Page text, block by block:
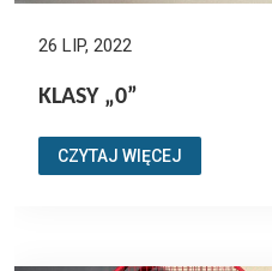
26 LIP, 2022
KLASY „0”
CZYTAJ WIĘCEJ